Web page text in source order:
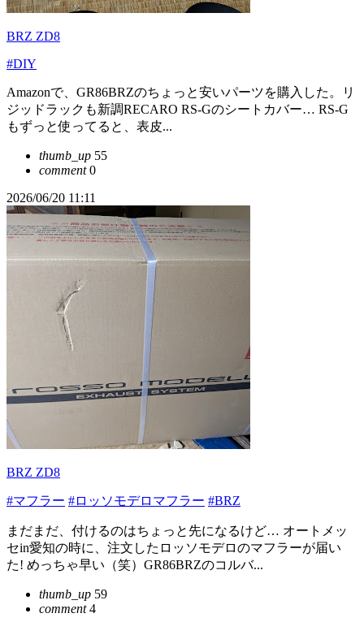
BRZ ZD8
#DIY
Amazonで、GR86BRZのちょっと安いパーツを購入した。リ
ジッドラックも新調RECARO RS-Gのシートカバー… RS-G
もずっと使ってると、表皮...
thumb_up 55
comment0
2026/06/20 11:11
BRZ ZD8
#マフラー #ロッソモデロマフラー #BRZ
まだまだ、付けるのはちょっと先になるけど… オートメッ
セin愛知の時に、注文したロッソモデロのマフラーが届い
た! めっちゃ早い（笑）GR86BRZのコルバ...
thumb_up 59
comment4